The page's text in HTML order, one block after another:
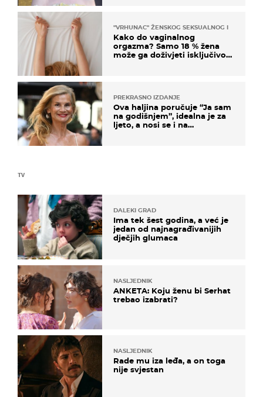
TV
DALEKI GRAD
Ima tek šest godina, a već je
jedan od najnagrađivanijih
dječjih glumaca
NASLJEDNIK
ANKETA: Koju ženu bi Serhat
trebao izabrati?
NASLJEDNIK
Rade mu iza leđa, a on toga
nije svjestan
"VRHUNAC" ŽENSKOG SEKSUALNOG ISKUSTVA
Kako do vaginalnog
orgazma? Samo 18 % žena
može ga doživjeti isključivo
PREKRASNO IZDANJE
Ova haljina poručuje “Ja sam
na godišnjem”, idealna je za
ljeto, a nosi se i na